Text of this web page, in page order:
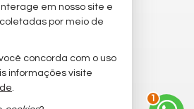
newsletter
1
em nosso site e
por meio de
concorda com o uso
informações visite
.